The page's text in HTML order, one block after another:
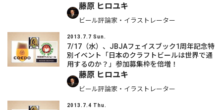
藤原 ヒロユキ
ビール評論家・イラストレーター
2013.7.7 Sun.
7/17（水）、JBJAフェイスブック1周年記念特
別イベント「日本のクラフトビールは世界で通
用するのか？」参加募集枠を倍増！
藤原 ヒロユキ
ビール評論家・イラストレーター
2013.7.4 Thu.